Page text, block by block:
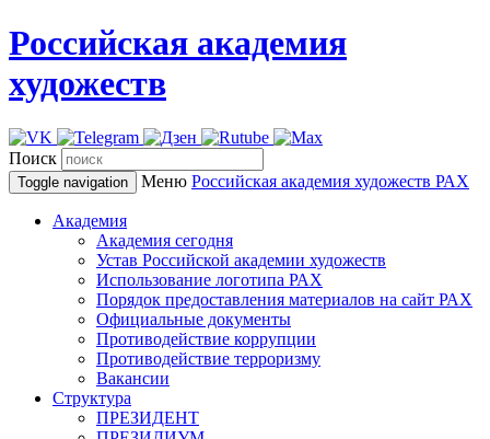
Российская академия
художеств
Поиск
Toggle navigation Меню Российская академия художеств РАХ
Академия
Академия сегодня
Устав Российской академии художеств
Использование логотипа РАХ
Порядок предоставления материалов на сайт РАХ
Официальные документы
Противодействие коррупции
Противодействие терроризму
Вакансии
Структура
ПРЕЗИДЕНТ